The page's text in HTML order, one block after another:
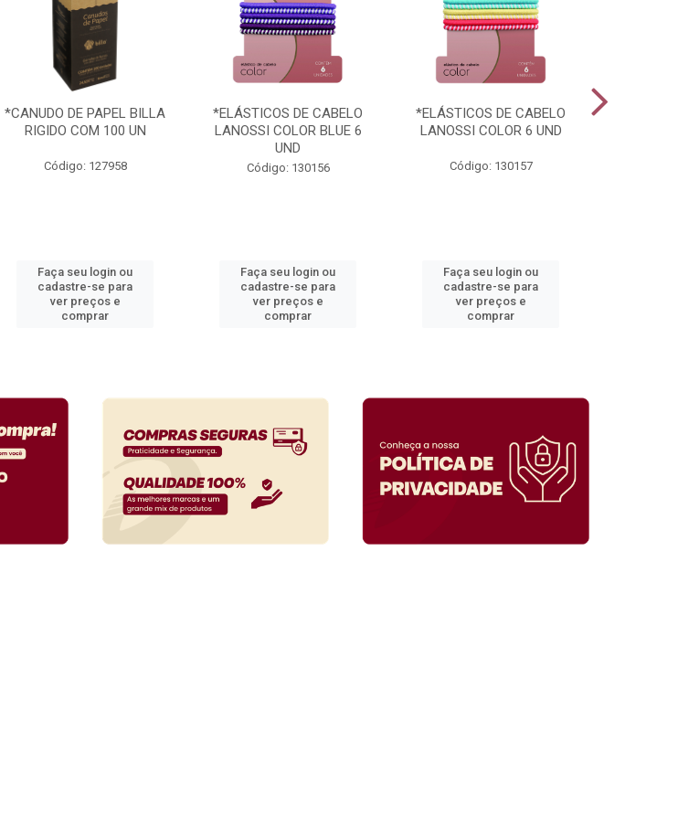
*CANUDO DE PAPEL BILLA
RIGIDO COM 100 UN
Código: 127958
Faça seu login ou
cadastre-se para
ver preços e
comprar
*ELÁSTICOS DE CABELO
LANOSSI COLOR BLUE 6
UND
Código: 130156
Faça seu login ou
cadastre-se para
ver preços e
comprar
*ELÁSTICOS DE CABELO
LANOSSI COLOR 6 UND
Código: 130157
Faça seu login ou
cadastre-se para
ver preços e
comprar